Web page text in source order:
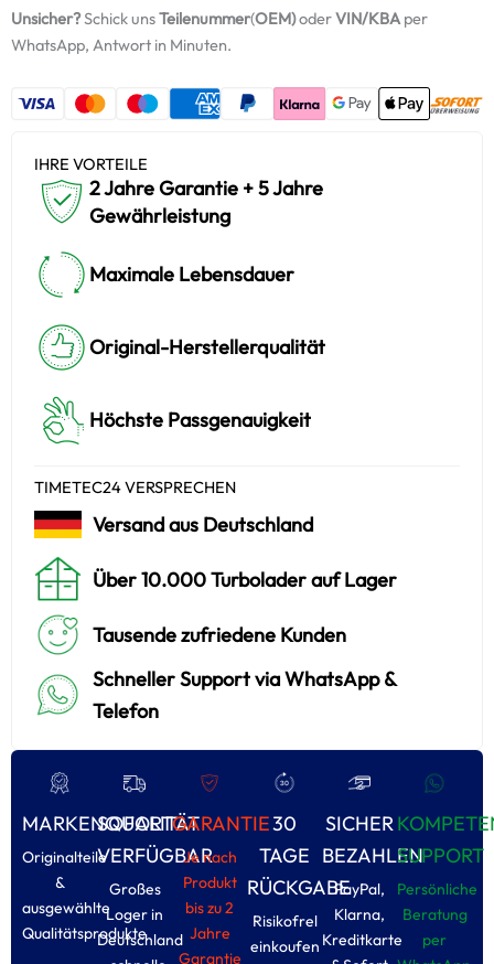
Unsicher?Schick unsTeilenummer(OEM)oderVIN/KBAper
WhatsApp, Antwort in Minuten.
IHRE VORTEILE
2 Jahre Garantie + 5 Jahre
Gewährleistung
Maximale Lebensdauer
Original-Herstellerqualität
Höchste Passgenauigkeit
TIMETEC24 VERSPRECHEN
Versand aus Deutschland
Über 10.000 Turbolader auf Lager
Tausende zufriedene Kunden
Schneller Support via WhatsApp &
Telefon
MARKENQUALITÄT
Originalteile
&
ausgewählte
Qualitätsprodukte
SOFORT
VERFÜGBAR
Großes
Loger in
Deutschland
GARANTIE
Je nach
Produkt
bis zu 2
Jahre
Garantie
30
TAGE
RÜCKGABE
Risikofrel
einkoufen
SICHER
BEZAHLEN
PayPal,
Klarna,
Kreditkarte
SUPPORT
Persönliche
Beratung
per